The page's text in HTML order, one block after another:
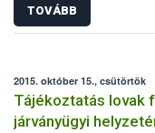
TOVÁBB
2015. október 15., csütörtök
Tájékoztatás lovak
járványügyi